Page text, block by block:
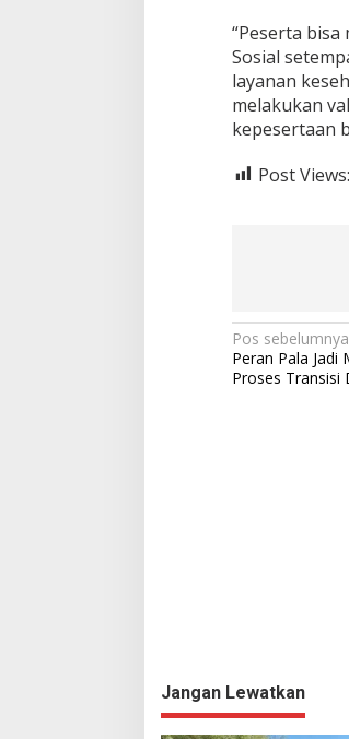
“Peserta
Sosial
layanan
melakukan
kepesertaan
Post Views:
N
a
Pos sebelumnya
Peran Pala Jadi
Proses Transisi
Jangan Lewatkan